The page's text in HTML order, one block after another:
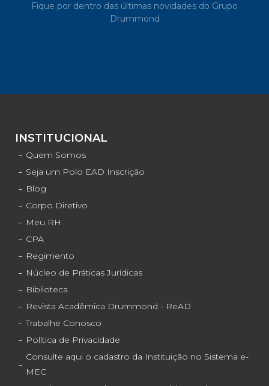
Fique por dentro das últimas novidades do Grupo
Drummond
INSTITUCIONAL
Quem Somos
Seja um Polo EAD Inscrição
Blog
Corpo Diretivo
Meu RH
CPA
Regimento
Núcleo de Práticas Jurídicas
Biblioteca
Revista Acadêmica Drummond - ReAD
Trabalhe Conosco
Política de Privacidade
Consulte aqui o cadastro da Instituição no Sistema e-
MEC